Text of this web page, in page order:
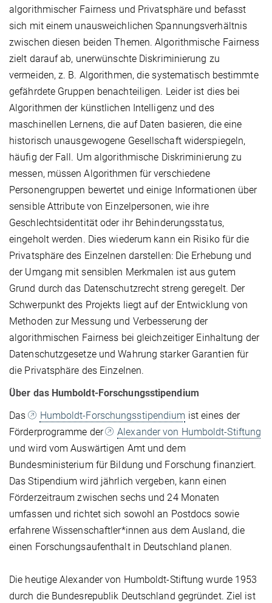
algorithmischer Fairness und Privatsphäre und befasst
sich mit einem unausweichlichen Spannungsverhältnis
zwischen diesen beiden Themen. Algorithmische Fairness
zielt darauf ab, unerwünschte Diskriminierung zu
vermeiden, z. B. Algorithmen, die systematisch bestimmte
gefährdete Gruppen benachteiligen. Leider ist dies bei
Algorithmen der künstlichen Intelligenz und des
maschinellen Lernens, die auf Daten basieren, die eine
historisch unausgewogene Gesellschaft widerspiegeln,
häufig der Fall. Um algorithmische Diskriminierung zu
messen, müssen Algorithmen für verschiedene
Personengruppen bewertet und einige Informationen über
sensible Attribute von Einzelpersonen, wie ihre
Geschlechtsidentität oder ihr Behinderungsstatus,
eingeholt werden. Dies wiederum kann ein Risiko für die
Privatsphäre des Einzelnen darstellen: Die Erhebung und
der Umgang mit sensiblen Merkmalen ist aus gutem
Grund durch das Datenschutzrecht streng geregelt. Der
Schwerpunkt des Projekts liegt auf der Entwicklung von
Methoden zur Messung und Verbesserung der
algorithmischen Fairness bei gleichzeitiger Einhaltung der
Datenschutzgesetze und Wahrung starker Garantien für
die Privatsphäre des Einzelnen.
Über das Humboldt-Forschungsstipendium
Das
Humboldt-Forschungsstipendium ist eines der
Förderprogramme der
Alexander von Humboldt-Stiftung
und wird vom Auswärtigen Amt und dem
Bundesministerium für Bildung und Forschung finanziert.
Das Stipendium wird jährlich vergeben, kann einen
Förderzeitraum zwischen sechs und 24 Monaten
umfassen und richtet sich sowohl an Postdocs sowie
erfahrene Wissenschaftler*innen aus dem Ausland, die
einen Forschungsaufenthalt in Deutschland planen.
Die heutige Alexander von Humboldt-Stiftung wurde 1953
durch die Bundesrepublik Deutschland gegründet. Ziel ist